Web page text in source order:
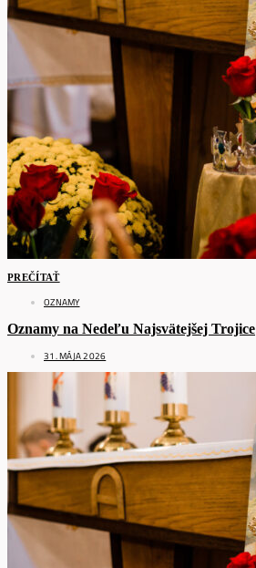
PREČÍTAŤ
OZNAMY
Oznamy na Nedeľu Najsvätejšej Trojice
31. MÁJA 2026